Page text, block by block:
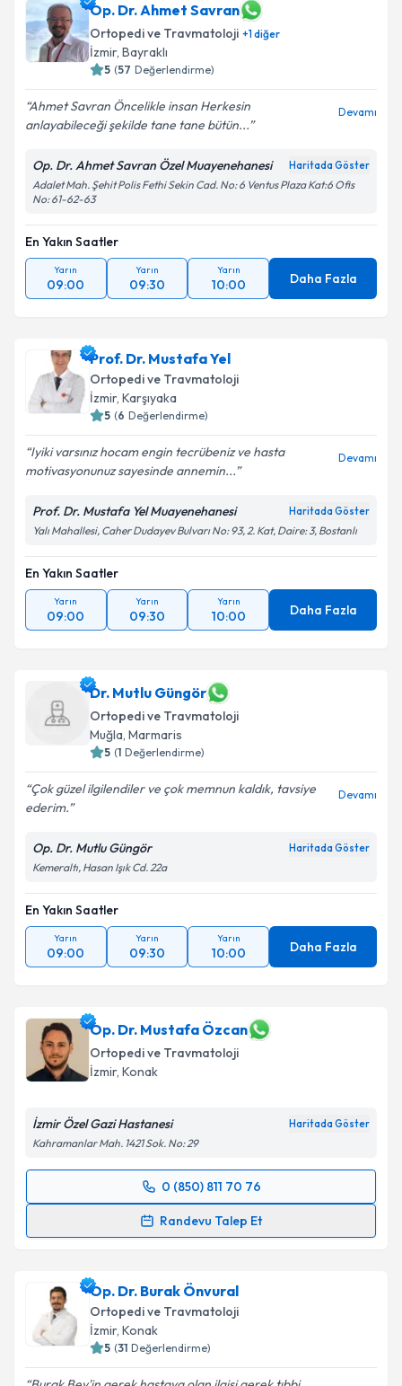
Op. Dr. Ahmet Savran
Ortopedi ve Travmatoloji +1diğer
İzmir, Bayraklı
5 (57 Değerlendirme)
Ahmet Savran Öncelikle insan Herkesin
anlayabileceği şekilde tane tane bütün...
Devamı
Op. Dr. Ahmet Savran Özel Muayenehanesi Haritada Göster
Adalet Mah. Şehit Polis Fethi Sekin Cad. No: 6 Ventus Plaza Kat:6 Ofis
No: 61-62-63
En Yakın Saatler
Yarın
09:00
Yarın
09:30
Yarın
10:00 Daha Fazla
Prof. Dr. Mustafa Yel
Ortopedi ve Travmatoloji
İzmir, Karşıyaka
5 (6 Değerlendirme)
Iyiki varsınız hocam engin tecrübeniz ve hasta
motivasyonunuz sayesinde annemin...
Devamı
Prof. Dr. Mustafa Yel Muayenehanesi Haritada Göster
Yalı Mahallesi, Caher Dudayev Bulvarı No: 93, 2. Kat, Daire: 3, Bostanlı
En Yakın Saatler
Yarın
09:00
Yarın
09:30
Yarın
10:00 Daha Fazla
Dr. Mutlu Güngör
Ortopedi ve Travmatoloji
Muğla, Marmaris
5 (1 Değerlendirme)
Çok güzel ilgilendiler ve çok memnun kaldık, tavsiye
ederim.
Devamı
Op. Dr. Mutlu Güngör Haritada Göster
Kemeraltı, Hasan Işık Cd. 22a
En Yakın Saatler
Yarın
09:00
Yarın
09:30
Yarın
10:00 Daha Fazla
Op. Dr. Mustafa Özcan
Ortopedi ve Travmatoloji
İzmir, Konak
İzmir Özel Gazi Hastanesi Haritada Göster
Kahramanlar Mah. 1421 Sok. No: 29
0 (850) 811 70 76
Randevu Talep Et
Randevu Takvimi Talebi
takvim hazırlandığında e-posta ile bilgilendireceğiz.
E-posta Adresiniz
Op. Dr. Burak Önvural
Ortopedi ve Travmatoloji
İzmir, Konak
5 (31 Değerlendirme)